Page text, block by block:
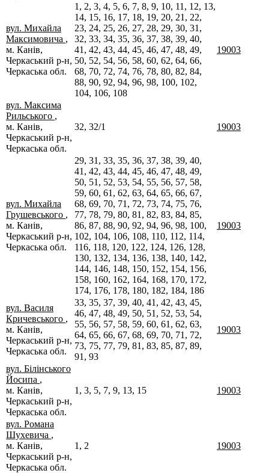
вул. Михайла
Максимовича ,
м. Канів,
Черкаський р-н,
Черкаська обл.
1, 2, 3, 4, 5, 6, 7, 8, 9, 10, 11, 12, 13,
14, 15, 16, 17, 18, 19, 20, 21, 22,
23, 24, 25, 26, 27, 28, 29, 30, 31,
32, 33, 34, 35, 36, 37, 38, 39, 40,
41, 42, 43, 44, 45, 46, 47, 48, 49,
50, 52, 54, 56, 58, 60, 62, 64, 66,
68, 70, 72, 74, 76, 78, 80, 82, 84,
88, 90, 92, 94, 96, 98, 100, 102,
104, 106, 108
19003
вул. Максима
Рильського ,
м. Канів,
Черкаський р-н,
Черкаська обл.
32, 32/1 19003
вул. Михайла
Грушевського ,
м. Канів,
Черкаський р-н,
Черкаська обл.
29, 31, 33, 35, 36, 37, 38, 39, 40,
41, 42, 43, 44, 45, 46, 47, 48, 49,
50, 51, 52, 53, 54, 55, 56, 57, 58,
59, 60, 61, 62, 63, 64, 65, 66, 67,
68, 69, 70, 71, 72, 73, 74, 75, 76,
77, 78, 79, 80, 81, 82, 83, 84, 85,
86, 87, 88, 90, 92, 94, 96, 98, 100,
102, 104, 106, 108, 110, 112, 114,
116, 118, 120, 122, 124, 126, 128,
130, 132, 134, 136, 138, 140, 142,
144, 146, 148, 150, 152, 154, 156,
158, 160, 162, 164, 168, 170, 172,
174, 176, 178, 180, 182, 184, 186
19003
вул. Василя
Кричевського ,
м. Канів,
Черкаський р-н,
Черкаська обл.
33, 35, 37, 39, 40, 41, 42, 43, 45,
46, 47, 48, 49, 50, 51, 52, 53, 54,
55, 56, 57, 58, 59, 60, 61, 62, 63,
64, 65, 66, 67, 68, 69, 70, 71, 72,
73, 75, 77, 79, 81, 83, 85, 87, 89,
91, 93
19003
вул. Білінського
Йосипа ,
м. Канів,
Черкаський р-н,
Черкаська обл.
1, 3, 5, 7, 9, 13, 15 19003
вул. Романа
Шухевича ,
м. Канів,
Черкаський р-н,
Черкаська обл.
1, 2 19003